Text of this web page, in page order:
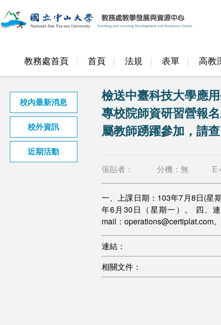
教務處首頁 首頁 法規 表單 高教
邁頂計畫
校內最新消息
校外資訊
近期活動
檢送中臺科技大學應
專校院師資研習營報
屬教師踴躍參加，請
張貼者： 分機： 無
一、上課日期：103年7月8日(星
年6月30日（星期一）。 四、
mail：operations@certiplat.com。
連結：
相關文件：